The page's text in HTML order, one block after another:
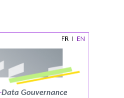
FR I EN
Data Gouvernance